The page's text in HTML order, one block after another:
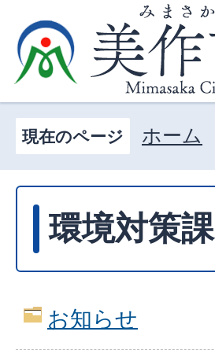
現在のページ ホーム
環境対策課
お知らせ